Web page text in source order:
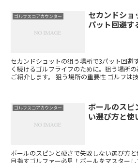
ゴルフスコアカウンター
セカンドショ
パット回避す
セカンドショットの狙う場所で3パット回避
く続けるゴルフライフのために。狙う場所
ご紹介します。 狙う場所の重要性 ゴルフは
ゴルフスコアカウンター
ボールのスピ
い選び方と使
ボールのスピンと硬さで失敗しない選び方
目指すゴルファー必見！ボールをマスター